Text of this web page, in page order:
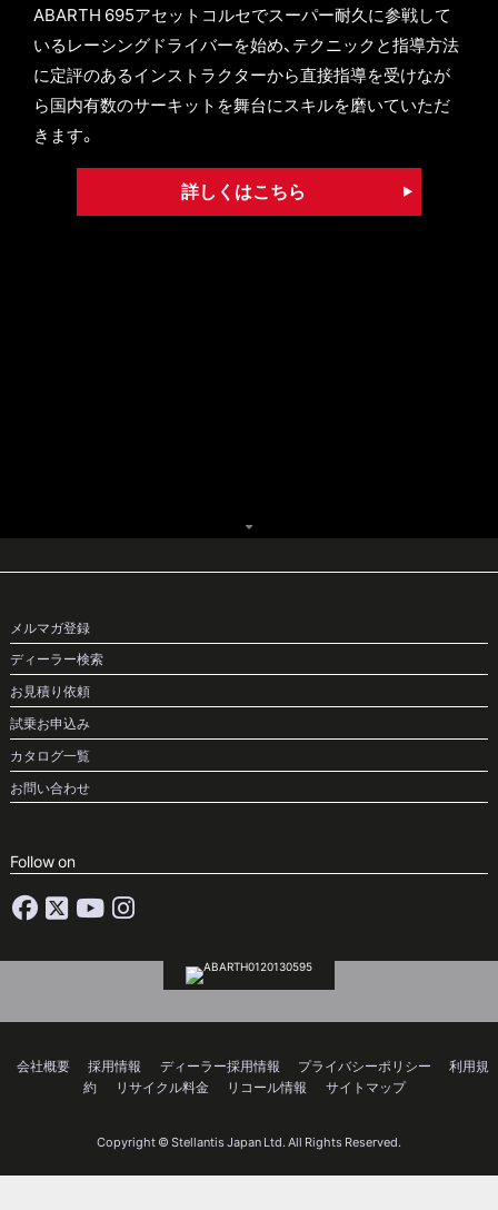
ABARTH 695アセットコルセでスーパー耐久に参戦して
いるレーシングドライバーを始め、テクニックと指導方法
に定評のあるインストラクターから直接指導を受けなが
ら国内有数のサーキットを舞台にスキルを磨いていただ
きます。
詳しくはこちら
メルマガ登録
ディーラー検索
お見積り依頼
試乗お申込み
カタログ一覧
お問い合わせ
Follow on
会社概要 採用情報 ディーラー採用情報 プライバシーポリシー
利用規
約
リサイクル料金 リコール情報 サイトマップ
Copyright © Stellantis Japan Ltd. All Rights Reserved.